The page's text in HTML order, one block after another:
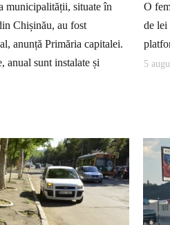
municipalității, situate în
Chișinău, au fost
anunță Primăria capitalei.
anual sunt instalate și
O
de lei
5